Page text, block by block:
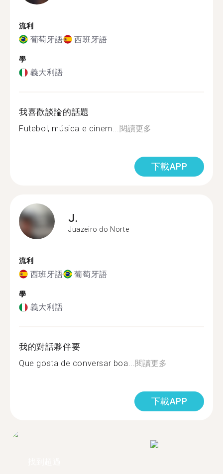
流利
葡萄牙語 西班牙語
學
義大利語
我喜歡談論的話題
Futebol, música e cinem...閱讀更多
下載APP
J.
Juazeiro do Norte
流利
西班牙語 葡萄牙語
學
義大利語
我的對話夥伴要
Que gosta de conversar boa...閱讀更多
下載APP